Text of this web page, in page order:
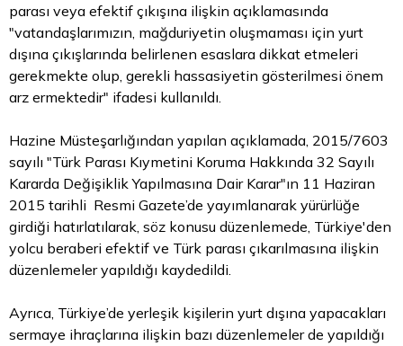
parası veya efektif çıkışına ilişkin açıklamasında
"vatandaşlarımızın, mağduriyetin oluşmaması için yurt
dışına çıkışlarında belirlenen esaslara dikkat etmeleri
gerekmekte olup, gerekli hassasiyetin gösterilmesi önem
arz ermektedir" ifadesi kullanıldı.
Hazine Müsteşarlığından yapılan açıklamada, 2015/7603
sayılı "Türk Parası Kıymetini Koruma Hakkında 32 Sayılı
Kararda Değişiklik Yapılmasına Dair Karar"ın 11 Haziran
2015 tarihli Resmi Gazete’de yayımlanarak yürürlüğe
girdiği hatırlatılarak, söz konusu düzenlemede, Türkiye'den
yolcu beraberi efektif ve Türk parası çıkarılmasına ilişkin
düzenlemeler yapıldığı kaydedildi.
Ayrıca, Türkiye’de yerleşik kişilerin yurt dışına yapacakları
sermaye ihraçlarına ilişkin bazı düzenlemeler de yapıldığı